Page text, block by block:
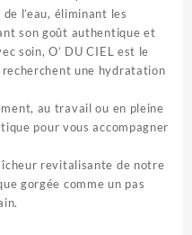
l’eau, éliminant les
son goût authentique et
soin,O’ DU CIEL est le
une hydratation
au travail ou en pleine
pour vous accompagner
revitalisante de notre
gorgée comme un pas